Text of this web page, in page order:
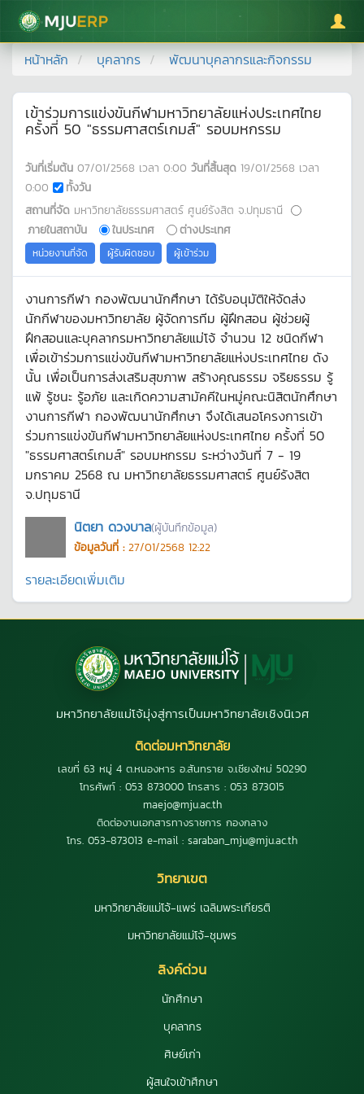
มหาวิทยาลัยแม่โจ้
หน้าหลัก บุคลากร พัฒนาบุคลากรและกิจกรรม
เข้าร่วมการแข่งขันกีฬามหาวิทยาลัยแห่งประเทศไทย
ครั้งที่ 50 "ธรรมศาสตร์เกมส์" รอบมหกรรม
วันที่เริ่มต้น 07/01/2568 เวลา 0:00 วันที่สิ้นสุด 19/01/2568 เวลา
0:00
ทั้งวัน
สถานที่จัด มหาวิทยาลัยธรรมศาสตร์ ศูนย์รังสิต จ.ปทุมธานี
ภายในสถาบัน
ในประเทศ ต่างประเทศ
หน่วยงานที่จัด ผู้รับผิดชอบ ผู้เข้าร่วม
งานการกีฬา กองพัฒนานักศึกษา ได้รับอนุมัติให้จัดส่ง
นักกีฬาของมหาวิทยาลัย ผู้จัดการทีม ผู้ฝึกสอน ผู้ช่วยผู้
ฝึกสอนและบุคลากรมหาวิทยาลัยแม่โจ้ จำนวน 12 ชนิดกีฬา
เพื่อเข้าร่วมการแข่งขันกีฬามหาวิทยาลัยแห่งประเทศไทย ดัง
นั้น เพื่อเป็นการส่งเสริมสุขภาพ สร้างคุณธรรม จริยธรรม รู้
แพ้ รู้ชนะ รู้อภัย และเกิดความสามัคคีในหมู่คณะนิสิตนักศึกษา
งานการกีฬา กองพัฒนานักศึกษา จึงได้เสนอโครงการเข้า
ร่วมการแข่งขันกีฬามหาวิทยาลัยแห่งประเทศไทย ครั้งที่ 50
"ธรรมศาสตร์เกมส์" รอบมหกรรม ระหว่างวันที่ 7 - 19
มกราคม 2568 ณ มหาวิทยาลัยธรรมศาสตร์ ศูนย์รังสิต
จ.ปทุมธานี
นิตยา ดวงบาล(ผู้บันทึกข้อมูล)
ข้อมูลวันที่ : 27/01/2568 12:22
รายละเอียดเพิ่มเติม
มหาวิทยาลัยแม่โจ้มุ่งสู่การเป็นมหาวิทยาลัยเชิงนิเวศ
ติดต่อมหาวิทยาลัย
เลขที่ 63 หมู่ 4 ต.หนองหาร อ.สันทราย จ.เชียงใหม่ 50290
โทรศัพท์ : 053 873000 โทรสาร : 053 873015
maejo@mju.ac.th
ติดต่องานเอกสารทางราชการ กองกลาง
โทร. 053-873013 e-mail : saraban_mju@mju.ac.th
วิทยาเขต
มหาวิทยาลัยแม่โจ้-แพร่ เฉลิมพระเกียรติ
มหาวิทยาลัยแม่โจ้-ชุมพร
ลิงค์ด่วน
นักศึกษา
บุคลากร
ศิษย์เก่า
ผู้สนใจเข้าศึกษา